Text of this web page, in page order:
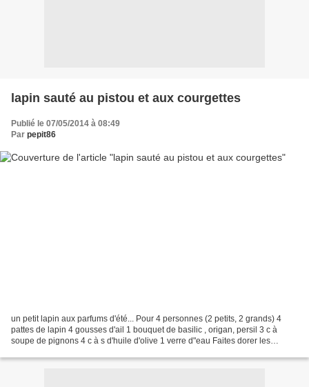
lapin sauté au pistou et aux courgettes
Publié le 07/05/2014 à 08:49
Par pepit86
un petit lapin aux parfums d'été... Pour 4 personnes (2 petits, 2 grands) 4
pattes de lapin 4 gousses d'ail 1 bouquet de basilic , origan, persil 3 c à
soupe de pignons 4 c à s d'huile d'olive 1 verre d"eau Faites dorer les